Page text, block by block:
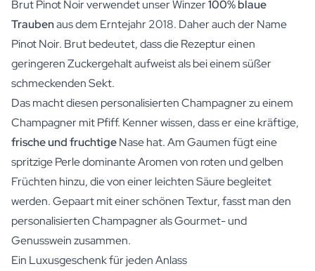
Brut Pinot Noir verwendet unser Winzer100% blaue
Traubenaus dem Erntejahr 2018. Daher auch der Name
Pinot Noir. Brut bedeutet, dass die Rezeptur einen
geringeren Zuckergehalt aufweist als bei einem süßer
schmeckenden Sekt.
Das macht diesen personalisierten Champagner zu einem
Champagner mit Pfiff. Kenner wissen, dass er eine kräftige,
frische und fruchtigeNase hat. Am Gaumen fügt eine
spritzige Perle dominante Aromen von roten und gelben
Früchten hinzu, die von einer leichten Säure begleitet
werden. Gepaart mit einer schönen Textur, fasst man den
personalisierten Champagner als Gourmet- und
Genusswein zusammen.
Ein Luxusgeschenk für jeden Anlass